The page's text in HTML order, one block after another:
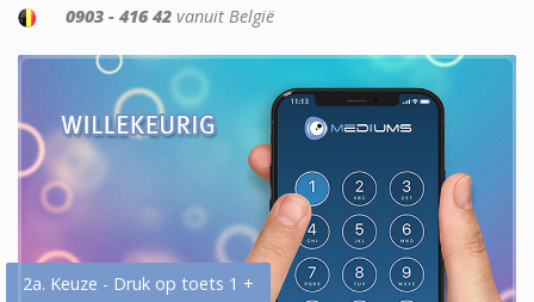
0903 - 416 42 vanuit België
2a. Keuze - Druk op toets 1 +